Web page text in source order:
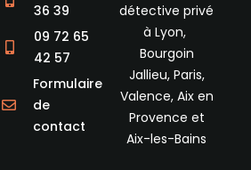
36 39
09 72 65
42 57
Formulaire
de
contact
détective privé
à Lyon,
Bourgoin
Jallieu, Paris,
Valence, Aix en
Provence et
Aix-les-Bains